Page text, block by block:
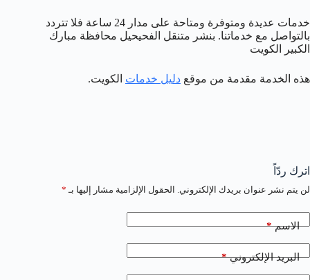
خدمات عديدة ومتوفرة ومتاحة على مدار 24 ساعة فلا تتردد
بالتواصل مع خدماتنا. بنشر متنقل الفحيحيل محافظة مبارك
الكبير الكويت
هذه الخدمة مقدمة من موقع دليل خدمات الكويت.
اترك ردّاً
لن يتم نشر عنوان بريدك الإلكتروني. الحقول الإلزامية مشار إليها بـ *
الاسم*
البريد الإلكتروني*